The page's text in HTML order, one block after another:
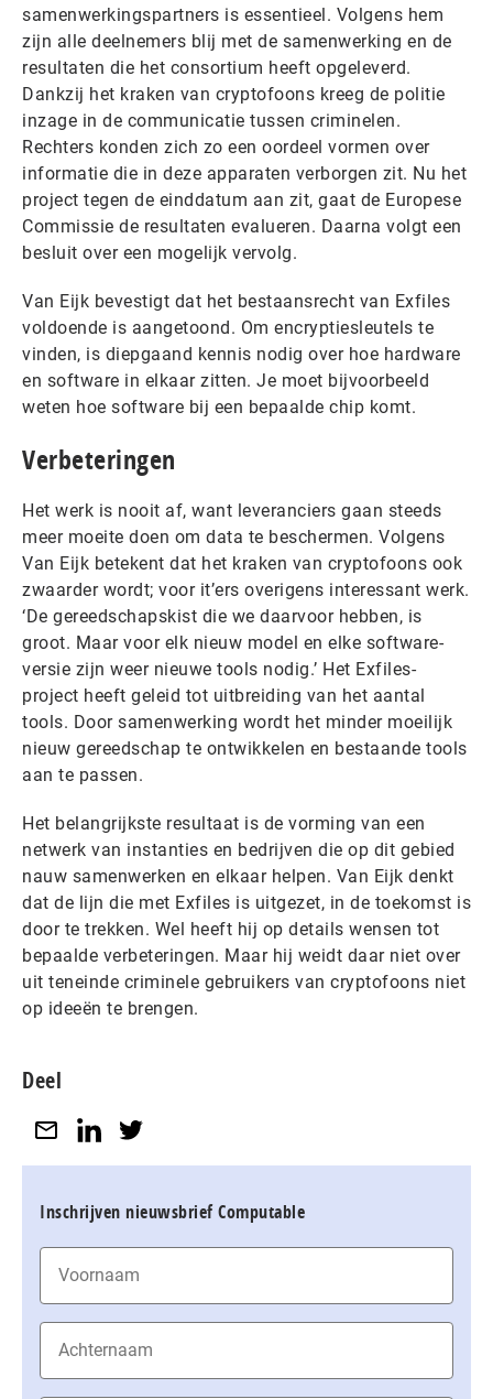
samenwerkingspartners is essentieel. Volgens hem
zijn alle deelnemers blij met de samenwerking en de
resultaten die het consortium heeft opgeleverd.
Dankzij het kraken van cryptofoons kreeg de politie
inzage in de communicatie tussen criminelen.
Rechters konden zich zo een oordeel vormen over
informatie die in deze apparaten verborgen zit. Nu het
project tegen de einddatum aan zit, gaat de Europese
Commissie de resultaten evalueren. Daarna volgt een
besluit over een mogelijk vervolg.
Van Eijk bevestigt dat het bestaansrecht van Exfiles
voldoende is aangetoond. Om encryptiesleutels te
vinden, is diepgaand kennis nodig over hoe hardware
en software in elkaar zitten. Je moet bijvoorbeeld
weten hoe software bij een bepaalde chip komt.
Verbeteringen
Het werk is nooit af, want leveranciers gaan steeds
meer moeite doen om data te beschermen. Volgens
Van Eijk betekent dat het kraken van cryptofoons ook
zwaarder wordt; voor it’ers overigens interessant werk.
‘De gereedschapskist die we daarvoor hebben, is
groot. Maar voor elk nieuw model en elke software-
versie zijn weer nieuwe tools nodig.’ Het Exfiles-
project heeft geleid tot uitbreiding van het aantal
tools. Door samenwerking wordt het minder moeilijk
nieuw gereedschap te ontwikkelen en bestaande tools
aan te passen.
Het belangrijkste resultaat is de vorming van een
netwerk van instanties en bedrijven die op dit gebied
nauw samenwerken en elkaar helpen. Van Eijk denkt
dat de lijn die met Exfiles is uitgezet, in de toekomst is
door te trekken. Wel heeft hij op details wensen tot
bepaalde verbeteringen. Maar hij weidt daar niet over
uit teneinde criminele gebruikers van cryptofoons niet
op ideeën te brengen.
Deel
Inschrijven nieuwsbrief Computable